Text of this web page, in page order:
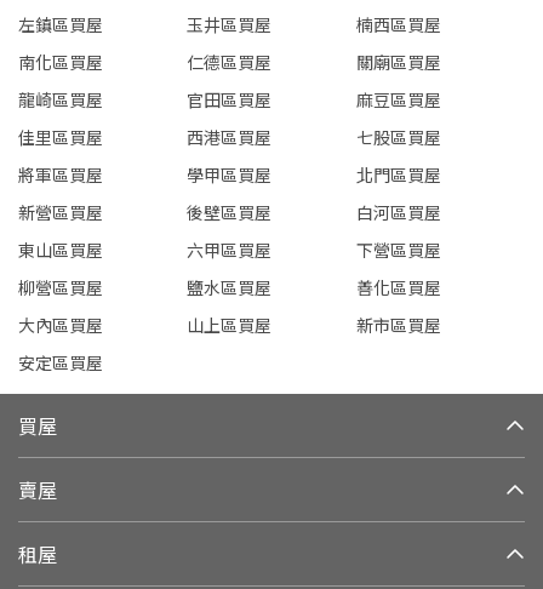
左鎮區買屋
玉井區買屋
楠西區買屋
南化區買屋
仁德區買屋
關廟區買屋
龍崎區買屋
官田區買屋
麻豆區買屋
佳里區買屋
西港區買屋
七股區買屋
將軍區買屋
學甲區買屋
北門區買屋
新營區買屋
後壁區買屋
白河區買屋
東山區買屋
六甲區買屋
下營區買屋
柳營區買屋
鹽水區買屋
善化區買屋
大內區買屋
山上區買屋
新市區買屋
安定區買屋
買屋
賣屋
租屋